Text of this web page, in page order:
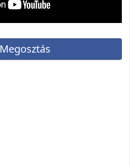
Megosztás